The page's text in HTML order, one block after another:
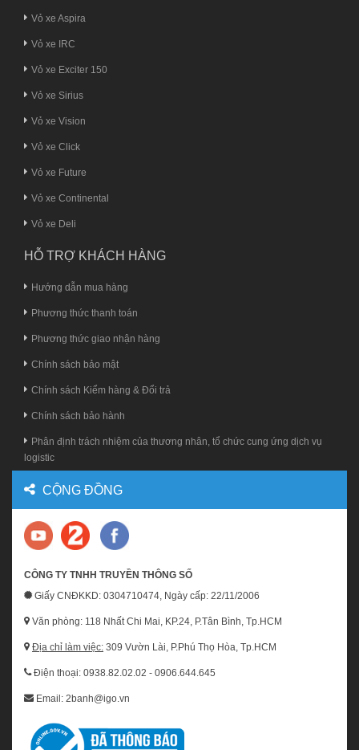
Vỏ xe Aspira
Vỏ xe IRC
Vỏ xe Exciter 150
Vỏ xe Sirius
Vỏ xe Vision
Vỏ xe Click
Vỏ xe Future
Vỏ xe Continental
Vỏ xe Deli
HỖ TRỢ KHÁCH HÀNG
Hướng dẫn mua hàng
Phương thức thanh toán
Phương thức giao nhận hàng
Chính sách bảo mật
Chính sách Kiểm hàng & Đổi trả
Chính sách bảo hành
Phân định trách nhiệm của thương nhân, tổ chức cung ứng dịch vụ
logistic
CỘNG ĐỒNG
CÔNG TY TNHH TRUYỀN THÔNG SỐ
Giấy CNĐKKD: 0304710474, Ngày cấp: 22/11/2006
Văn phòng: 118 Nhất Chi Mai, KP.24, P.Tân Bình, Tp.HCM
Địa chỉ làm việc: 309 Vườn Lài, P.Phú Thọ Hòa, Tp.HCM
Điện thoại: 0938.82.02.02 - 0906.644.645
Email: 2banh@igo.vn